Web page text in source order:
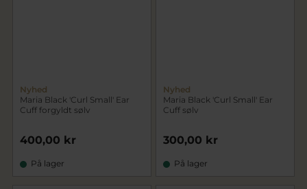
Nyhed
Maria Black 'Curl Small' Ear
Cuff forgyldt sølv
400,00 kr
På lager
Nyhed
Maria Black 'Curl Small' Ear
Cuff sølv
300,00 kr
På lager